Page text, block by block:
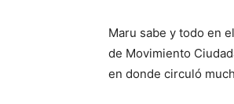
Maru sabe y todo en
de Movimiento
en donde circuló